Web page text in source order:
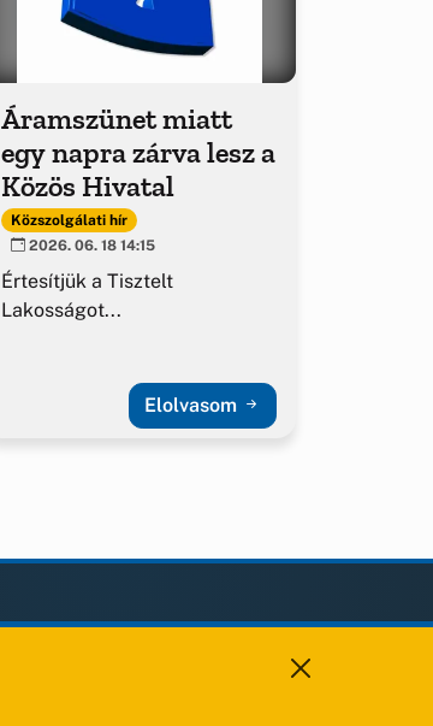
Áramszünet miatt
egy napra zárva lesz a
Közös Hivatal
Közszolgálati hír
2026. 06. 18 14:15
Értesítjük a Tisztelt
Lakosságot...
Elolvasom
KAPCSOLAT